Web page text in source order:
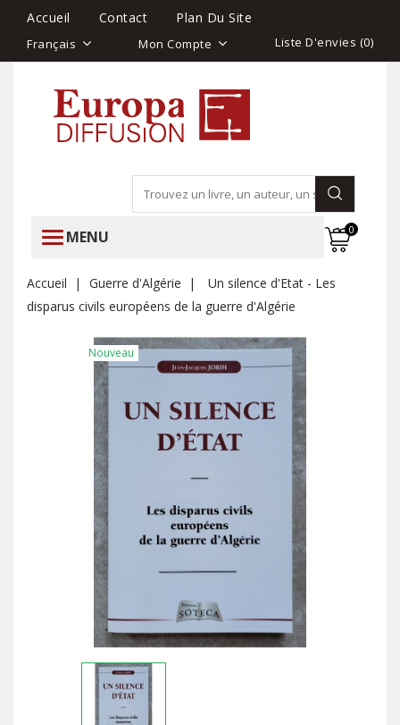
Accueil Contact Plan Du Site
Français Mon Compte Liste D'envies (0)
MENU 0
Accueil Guerre d'Algérie
Un silence d'Etat - Les
disparus civils européens de la guerre d'Algérie
Nouveau